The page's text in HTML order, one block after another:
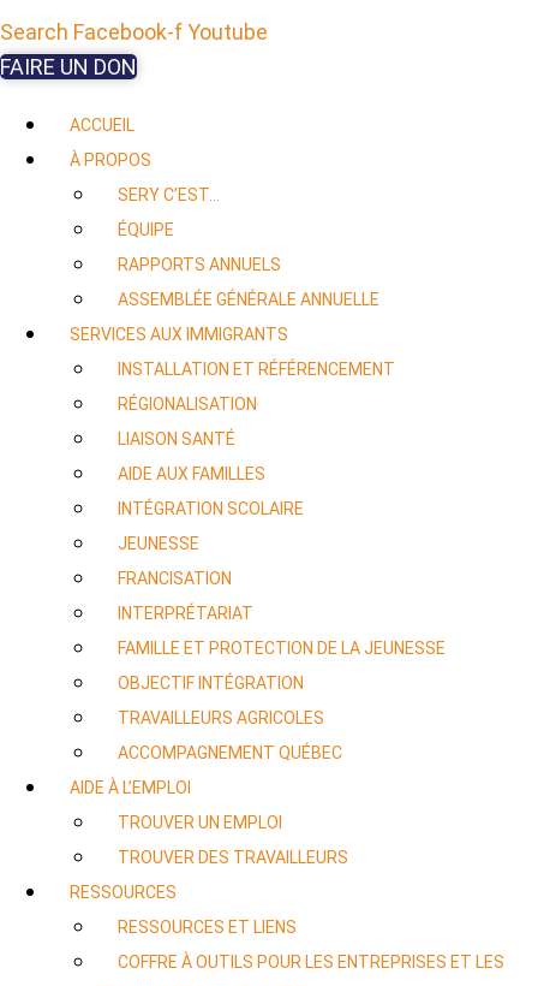
Search Facebook-fYoutube
FAIRE UN DON
ACCUEIL
À PROPOS
SERY C’EST…
ÉQUIPE
RAPPORTS ANNUELS
ASSEMBLÉE GÉNÉRALE ANNUELLE
SERVICES AUX IMMIGRANTS
INSTALLATION ET RÉFÉRENCEMENT
RÉGIONALISATION
LIAISON SANTÉ
AIDE AUX FAMILLES
INTÉGRATION SCOLAIRE
JEUNESSE
FRANCISATION
INTERPRÉTARIAT
FAMILLE ET PROTECTION DE LA JEUNESSE
OBJECTIF INTÉGRATION
TRAVAILLEURS AGRICOLES
ACCOMPAGNEMENT QUÉBEC
AIDE À L’EMPLOI
TROUVER UN EMPLOI
TROUVER DES TRAVAILLEURS
RESSOURCES
RESSOURCES ET LIENS
COFFRE À OUTILS POUR LES ENTREPRISES ET LES